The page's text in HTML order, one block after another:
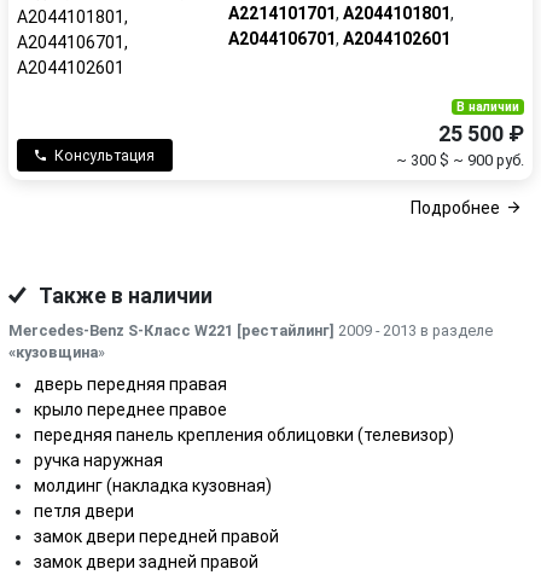
A2214101701, A2044101801,
A2044106701, A2044102601
Консультация
В наличии
25 500 ₽
~ 300 $ ~ 900 руб.
Подробнее
Также в наличии
Mercedes-Benz S-Класс W221 [рестайлинг] 2009 - 2013 в разделе
«кузовщина»
дверь передняя правая
крыло переднее правое
передняя панель крепления облицовки (телевизор)
ручка наружная
молдинг (накладка кузовная)
петля двери
замок двери передней правой
замок двери задней правой